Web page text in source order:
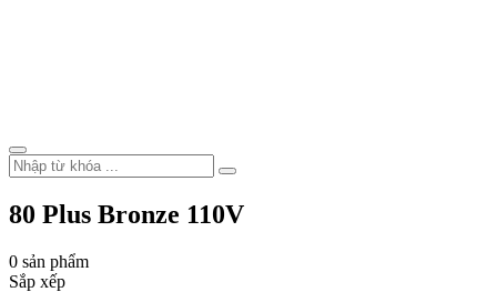
80 Plus Bronze 110V
0 sản phẩm
Sắp xếp